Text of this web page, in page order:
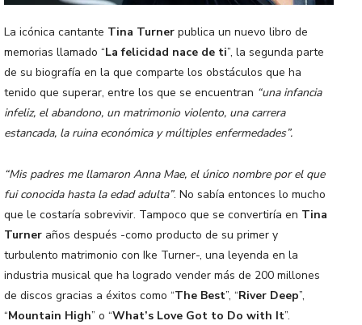
La icónica cantante Tina Turner publica un nuevo libro de
memorias llamado “La felicidad nace de ti”, la segunda parte
de su biografía en la que comparte los obstáculos que ha
tenido que superar, entre los que se encuentran “una infancia
infeliz, el abandono, un matrimonio violento, una carrera
estancada, la ruina económica y múltiples enfermedades”.
“Mis padres me llamaron Anna Mae, el único nombre por el que
fui conocida hasta la edad adulta”. No sabía entonces lo mucho
que le costaría sobrevivir. Tampoco que se convertiría en Tina
Turner años después -como producto de su primer y
turbulento matrimonio con Ike Turner-, una leyenda en la
industria musical que ha logrado vender más de 200 millones
de discos gracias a éxitos como “The Best”, “River Deep”,
“Mountain High” o “What’s Love Got to Do with It”.